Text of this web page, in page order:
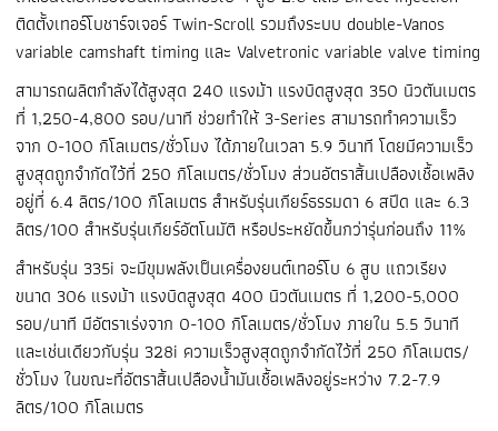
ติดตั้งเทอร์โบชาร์จเจอร์ Twin-Scroll รวมถึงระบบ double-Vanos
variable camshaft timing และ Valvetronic variable valve timing
สามารถผลิตกำลังได้สูงสุด 240 แรงม้า แรงบิดสูงสุด 350 นิวตันเมตร
ที่ 1,250-4,800 รอบ/นาที ช่วยทำให้ 3-Series สามารถทำความเร็ว
จาก 0-100 กิโลเมตร/ชั่วโมง ได้ภายในเวลา 5.9 วินาที โดยมีความเร็ว
สูงสุดถูกจำกัดไว้ที่ 250 กิโลเมตร/ชั่วโมง ส่วนอัตราสิ้นเปลืองเชื้อเพลิง
อยู่ที่ 6.4 ลิตร/100 กิโลเมตร สำหรับรุ่นเกียร์ธรรมดา 6 สปีด และ 6.3
ลิตร/100 สำหรับรุ่นเกียร์อัตโนมัติ หรือประหยัดขึ้นกว่ารุ่นก่อนถึง 11%
สำหรับรุ่น 335i จะมีขุมพลังเป็นเครื่องยนต์เทอร์โบ 6 สูบ แถวเรียง
ขนาด 306 แรงม้า แรงบิดสูงสุด 400 นิวตันเมตร ที่ 1,200-5,000
รอบ/นาที มีอัตราเร่งจาก 0-100 กิโลเมตร/ชั่วโมง ภายใน 5.5 วินาที
และเช่นเดียวกับรุ่น 328i ความเร็วสูงสุดถูกจำกัดไว้ที่ 250 กิโลเมตร/
ชั่วโมง ในขณะที่อัตราสิ้นเปลืองน้ำมันเชื้อเพลิงอยู่ระหว่าง 7.2-7.9
ลิตร/100 กิโลเมตร